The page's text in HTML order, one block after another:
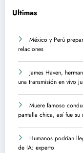
Ultimas
México y Perú
relaciones
James Haven,
una transmisión en vivo
Muere famoso
pantalla chica, así fue su
Humanos podrían
de IA: experto